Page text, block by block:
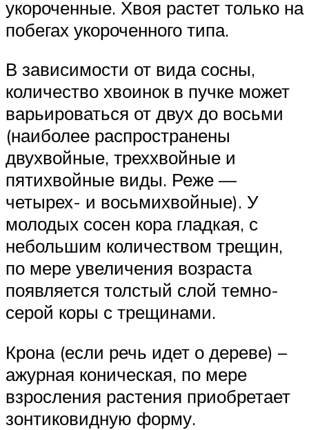
укороченные. Хвоя растет только на
побегах укороченного типа.
В зависимости от вида сосны,
количество хвоинок в пучке может
варьироваться от двух до восьми
(наиболее распространены
двухвойные, треххвойные и
пятихвойные виды. Реже —
четырех- и восьмихвойные). У
молодых сосен кора гладкая, с
небольшим количеством трещин,
по мере увеличения возраста
появляется толстый слой темно-
серой коры с трещинами.
Крона (если речь идет о дереве) –
ажурная коническая, по мере
взросления растения приобретает
зонтиковидную форму.